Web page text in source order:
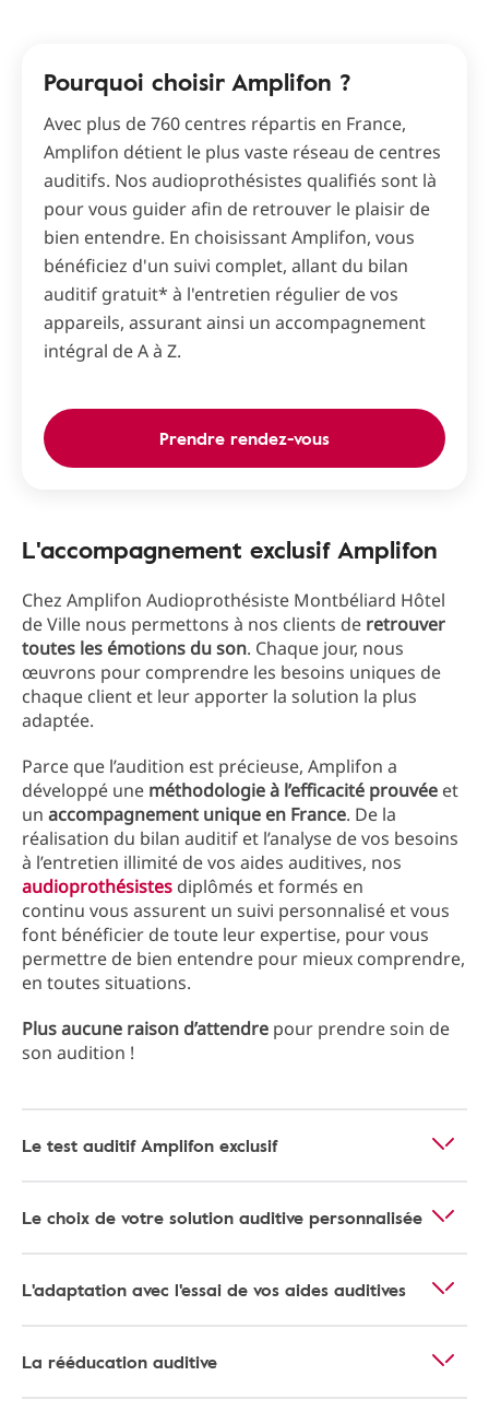
Pourquoi choisir Amplifon ?
Avec plus de 760 centres répartis en France,
Amplifon détient le plus vaste réseau de centres
auditifs. Nos audioprothésistes qualifiés sont là
pour vous guider afin de retrouver le plaisir de
bien entendre. En choisissant Amplifon, vous
bénéficiez d'un suivi complet, allant du bilan
auditif gratuit* à l'entretien régulier de vos
appareils, assurant ainsi un accompagnement
intégral de A à Z.
Prendre rendez-vous
L'accompagnement exclusif Amplifon
Chez Amplifon Audioprothésiste Montbéliard Hôtel
de Ville nous permettons à nos clients de retrouver
toutes les émotions du son. Chaque jour, nous
œuvrons pour comprendre les besoins uniques de
chaque client et leur apporter la solution la plus
adaptée.
Parce que l’audition est précieuse, Amplifon a
développé une méthodologie à l’efficacité prouvée et
un accompagnement unique en France. De la
réalisation du bilan auditif et l’analyse de vos besoins
à l’entretien illimité de vos aides auditives, nos
audioprothésistes diplômés et formés en
continu vous assurent un suivi personnalisé et vous
font bénéficier de toute leur expertise, pour vous
permettre de bien entendre pour mieux comprendre,
en toutes situations.
Plus aucune raison d’attendre pour prendre soin de
son audition !
Le test auditif Amplifon exclusif
Le choix de votre solution auditive personnalisée
L'adaptation avec l'essai de vos aides auditives
La rééducation auditive